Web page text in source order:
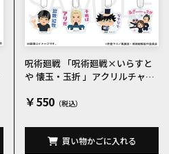
呪術廻戦 「呪術廻戦×いらすと
や 懐玉・玉折 」アクリルチャー
￥550
買い物かごに入れる